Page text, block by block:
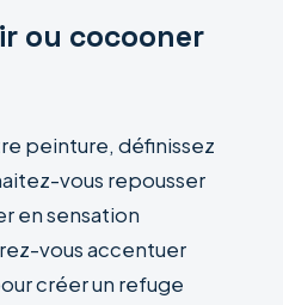
ou cocooner
peinture, définissez
vous repousser
en sensation
vous accentuer
créer un refuge